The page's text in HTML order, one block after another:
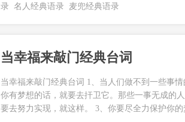
录 名人经典语录 麦兜经典语录
当幸福来敲门经典台词
当幸福来敲门经典台词 1、当人们做不到一些事
你有梦想的话，就要去扞卫它。那些一事无成的
要去努力实现，就这样。 3、你要尽全力保护你的